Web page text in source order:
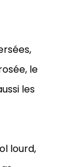
le
les
lourd,